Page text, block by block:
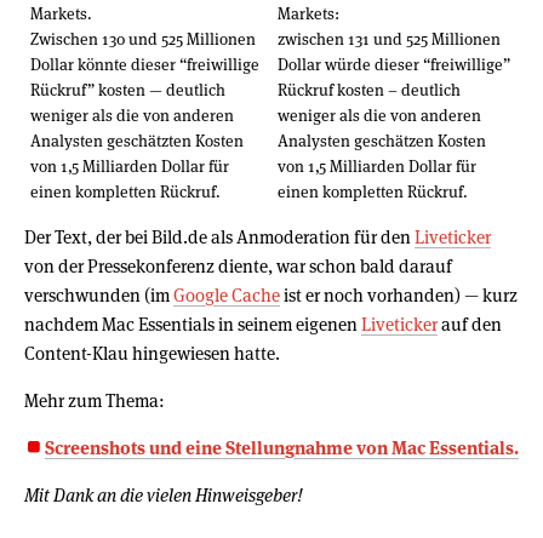
Markets.
Markets:
Zwischen 130 und 525 Millionen
Dollar könnte dieser “freiwillige
Rückruf” kosten — deutlich
weniger als die von anderen
Analysten geschätzten Kosten
von 1,5 Milliarden Dollar für
einen kompletten Rückruf.
zwischen 131 und 525 Millionen
Dollar würde dieser “freiwillige”
Rückruf kosten – deutlich
weniger als die von anderen
Analysten geschätzen Kosten
von 1,5 Milliarden Dollar für
einen kompletten Rückruf.
Der Text, der bei Bild.de als Anmoderation für den Liveticker
von der Pressekonferenz diente, war schon bald darauf
verschwunden (imGoogle Cacheist er noch vorhanden) — kurz
nachdem Mac Essentials in seinem eigenen Livetickerauf den
Content-Klau hingewiesen hatte.
Mehr zum Thema:
Screenshots und eine Stellungnahme von Mac Essentials.
Mit Dank an die vielen Hinweisgeber!